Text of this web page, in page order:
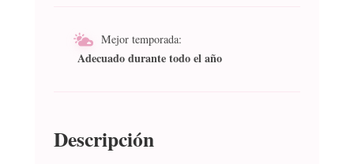
Mejor temporada:
Adecuado durante todo el año
Descripción